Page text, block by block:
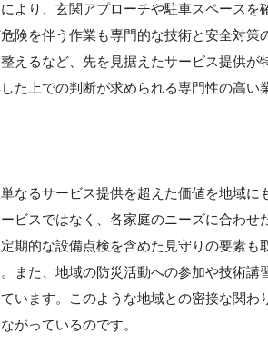
より、玄関アプローチや駐車スペースを
険を伴う作業も専門的な技術と安全対策
えるなど、先を見据えたサービス提供が
た上での判断が求められる専門性の高い
なるサービス提供を超えた価値を地域に
ビスではなく、各家庭のニーズに合わせ
期的な設備点検を含めた見守りの要素も
また、地域の防災活動への参加や技術講
います。このような地域との密接な関わ
がっているのです。